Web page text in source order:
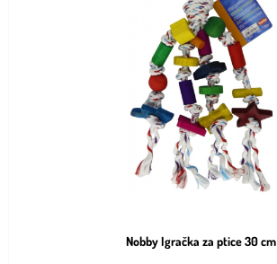
Nobby Igračka za ptice 30 cm